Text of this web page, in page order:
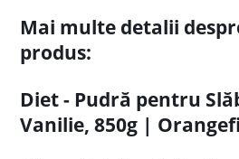
Mai multe detalii
produs:
Diet - Pudră pentru
Vanilie, 850g |